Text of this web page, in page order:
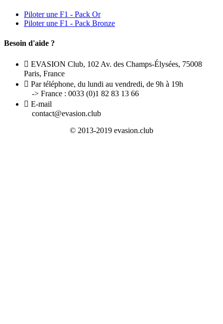
Piloter une F1 - Pack Or
Piloter une F1 - Pack Bronze
Besoin d'aide ?
 EVASION Club, 102 Av. des Champs-Élysées, 75008
Paris, France
 Par téléphone, du lundi au vendredi, de 9h à 19h
-> France : 0033 (0)1 82 83 13 66
 E-mail
contact@evasion.club
© 2013-2019 evasion.club